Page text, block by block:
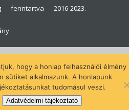
2016-2023.
hogy a honlap felhasználói élmény
sütiket alkalmazunk. A honlapunk
tudomásul veszi.
Adatvédelmi tájékoztató